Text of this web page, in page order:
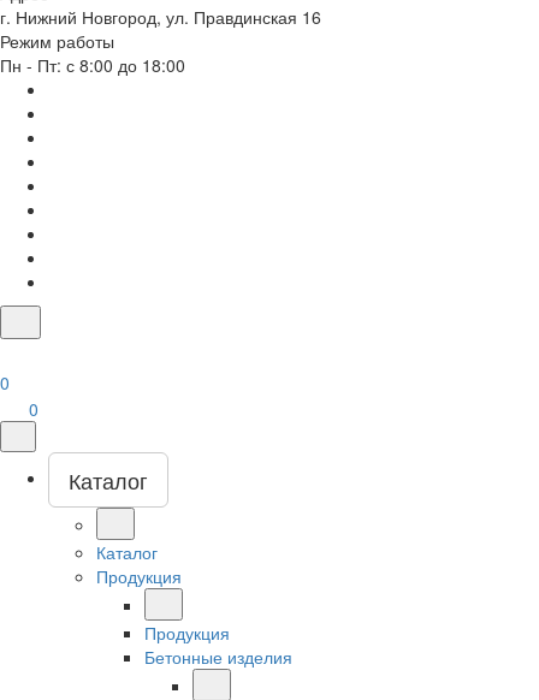
г. Нижний Новгород, ул. Правдинская 16
Режим работы
Пн - Пт: с 8:00 до 18:00
0
0
Каталог
Каталог
Продукция
Продукция
Бетонные изделия